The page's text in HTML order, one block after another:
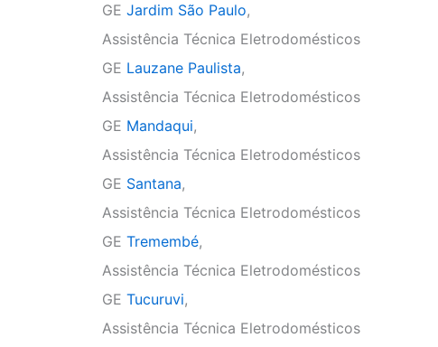
GE Jardim São Paulo,
Assistência Técnica Eletrodomésticos
GE Lauzane Paulista,
Assistência Técnica Eletrodomésticos
GE Mandaqui,
Assistência Técnica Eletrodomésticos
GE Santana,
Assistência Técnica Eletrodomésticos
GE Tremembé,
Assistência Técnica Eletrodomésticos
GE Tucuruvi,
Assistência Técnica Eletrodomésticos